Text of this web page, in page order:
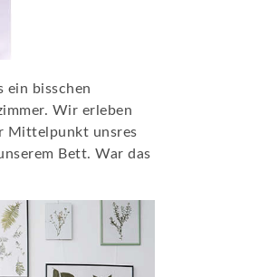
ein bisschen
Wir erleben
Mittelpunkt unsres
Bett. War das